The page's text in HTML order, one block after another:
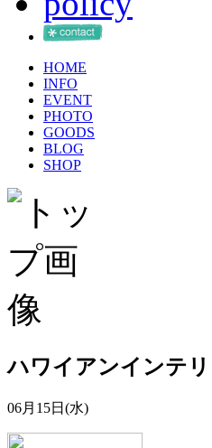
HOME
INFO
EVENT
PHOTO
GOODS
BLOG
SHOP
ハワイアンインテ
06月15日(水)